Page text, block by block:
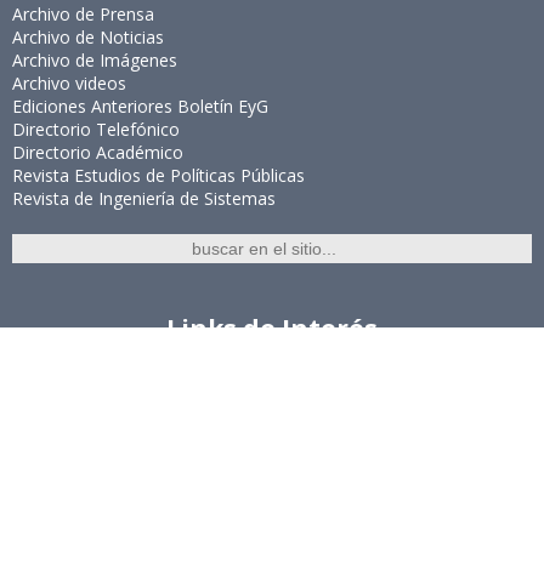
Archivo de Prensa
Archivo de Noticias
Archivo de Imágenes
Archivo videos
Ediciones Anteriores Boletín EyG
Directorio Telefónico
Directorio Académico
Revista Estudios de Políticas Públicas
Revista de Ingeniería de Sistemas
Links de Interés